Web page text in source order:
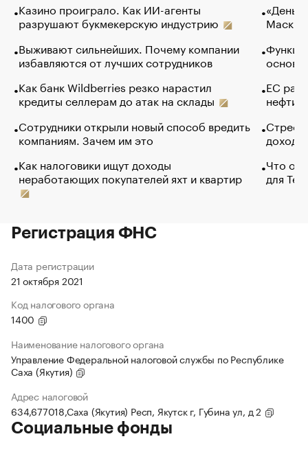
Казино проиграло. Как ИИ-агенты
разрушают букмекерскую индустрию
Выживают сильнейших. Почему компании
избавляются от лучших сотрудников
Как банк Wildberries резко нарастил
кредиты селлерам до атак на склады
Сотрудники открыли новый способ вредить
компаниям. Зачем им это
Как налоговики ищут доходы
неработающих покупателей яхт и квартир
Маск в
основ
ЕС
нефти
Что
для
Регистрация ФНС
Дата регистрации
21 октября 2021
Код налогового органа
1400
Наименование налогового органа
Управление Федеральной налоговой службы по Республике
Саха (Якутия)
Адрес налоговой
634,677018,Саха (Якутия) Респ, Якутск г, Губина ул, д 2
Социальные фонды